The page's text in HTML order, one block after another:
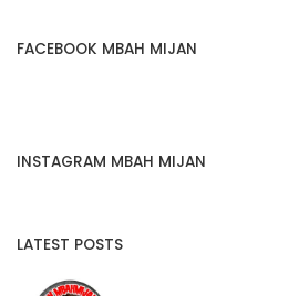
FACEBOOK MBAH MIJAN
INSTAGRAM MBAH MIJAN
LATEST POSTS